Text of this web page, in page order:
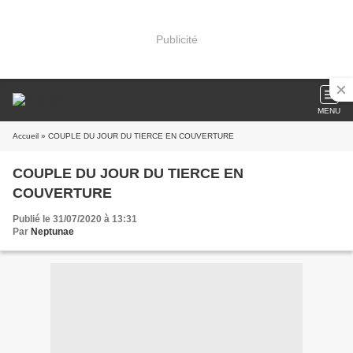
Publicité
MENU
Accueil » COUPLE DU JOUR DU TIERCE EN COUVERTURE
COUPLE DU JOUR DU TIERCE EN
COUVERTURE
Publié le 31/07/2020 à 13:31
Par Neptunae